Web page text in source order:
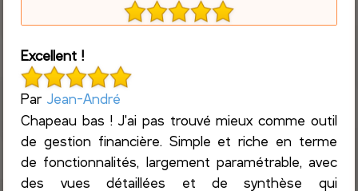
Excellent !
Par Jean-André
Chapeau bas ! J'ai pas trouvé mieux comme outil
de gestion financière. Simple et riche en terme
de fonctionnalités, largement paramétrable, avec
des vues détaillées et de synthèse qui